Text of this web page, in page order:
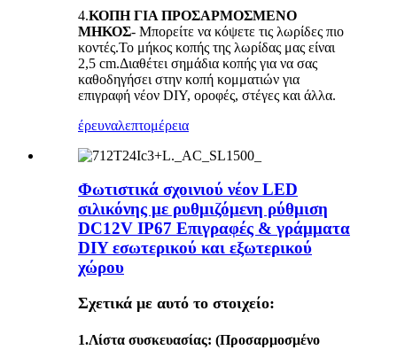
4.ΚΟΠΗ ΓΙΑ ΠΡΟΣΑΡΜΟΣΜΕΝΟ
ΜΗΚΟΣ- Μπορείτε να κόψετε τις λωρίδες πιο
κοντές.Το μήκος κοπής της λωρίδας μας είναι
2,5 cm.Διαθέτει σημάδια κοπής για να σας
καθοδηγήσει στην κοπή κομματιών για
επιγραφή νέον DIY, οροφές, στέγες και άλλα.
έρευναλεπτομέρεια
Φωτιστικά σχοινιού νέον LED
σιλικόνης με ρυθμιζόμενη ρύθμιση
DC12V IP67 Επιγραφές & γράμματα
DIY εσωτερικού και εξωτερικού
χώρου
Σχετικά με αυτό το στοιχείο:
1.Λίστα συσκευασίας: (Προσαρμοσμένο